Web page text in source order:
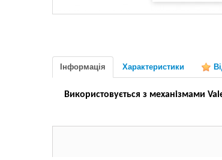
Інформація Характеристики
Використовується з механізмами